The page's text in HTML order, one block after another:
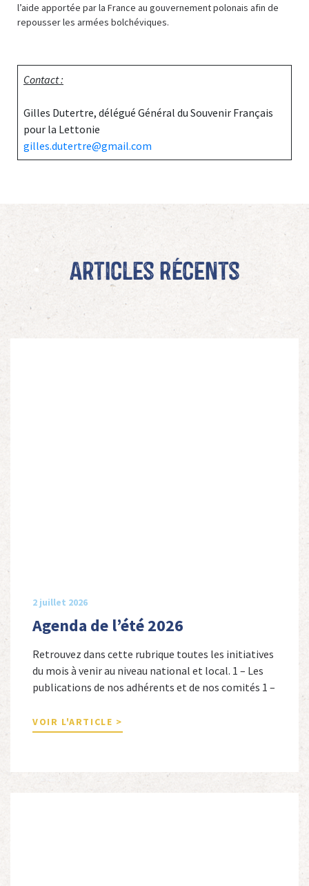
l’aide apportée par la France au gouvernement polonais afin de
repousser les armées bolchéviques.
Contact :
Gilles Dutertre, délégué Général du Souvenir Français
pour la Lettonie
gilles.dutertre@gmail.com
Articles récents
2 juillet 2026
Agenda de l’été 2026
Retrouvez dans cette rubrique toutes les initiatives
du mois à venir au niveau national et local. 1 – Les
publications de nos adhérents et de nos comités 1 –
Cordeboeuf, Christophe Touron et Agnès Dioné,
Nouvelles Sources Éditions, 2026. Ils venaient
autres […]
VOIR L'ARTICLE >